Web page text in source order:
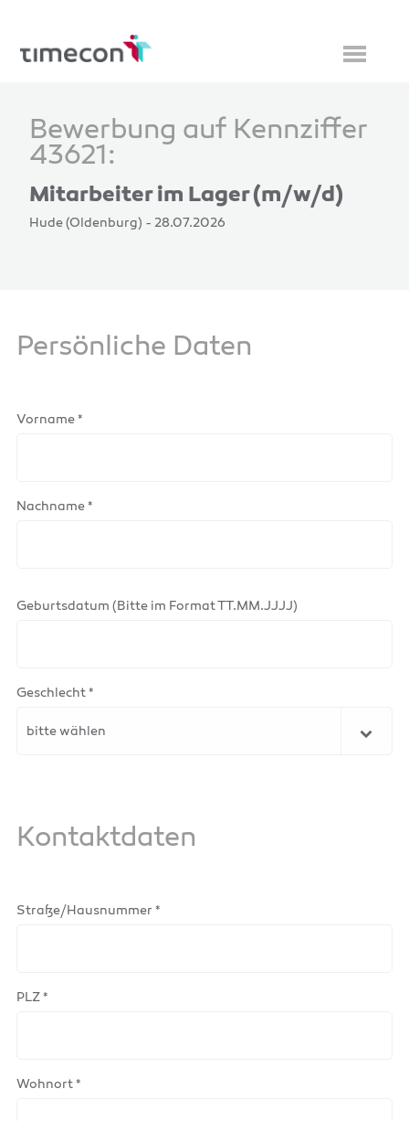
Bewerbung auf Kennziffer
43621:
Mitarbeiter im Lager (m/w/d)
Hude (Oldenburg) - 28.07.2026
Persönliche Daten
Vorname *
Nachname *
Geburtsdatum (Bitte im Format TT.MM.JJJJ)
Geschlecht *
bitte wählen
Kontaktdaten
Straße/Hausnummer *
PLZ *
Wohnort *